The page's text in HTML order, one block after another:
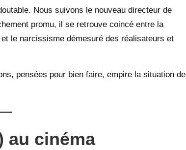
Nous suivons le nouveau directeur de
promu, il se retrouve coincé entre la
le narcissisme démesuré des réalisateurs et
pensées pour bien faire, empire la situation de
au cinéma